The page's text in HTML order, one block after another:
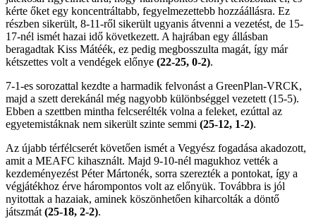
kérte őket egy koncentráltabb, fegyelmezettebb hozzáállásra. Ez
részben sikerült, 8-11-ről sikerült ugyanis átvenni a vezetést, de 15-
17-nél ismét hazai idő következett. A hajrában egy állásban
beragadtak Kiss Mátéék, ez pedig megbosszulta magát, így már
kétszettes volt a vendégek előnye (22-25, 0-2).
7-1-es sorozattal kezdte a harmadik felvonást a GreenPlan-VRCK,
majd a szett derekánál még nagyobb különbséggel vezetett (15-5).
Ebben a szettben mintha felcserélték volna a feleket, ezúttal az
egyetemistáknak nem sikerült szinte semmi (25-12, 1-2).
Az újabb térfélcserét követően ismét a Vegyész fogadása akadozott,
amit a MEAFC kihasznált. Majd 9-10-nél magukhoz vették a
kezdeményezést Péter Mártonék, sorra szerezték a pontokat, így a
végjátékhoz érve hárompontos volt az előnyük. Továbbra is jól
nyitottak a hazaiak, aminek köszönhetően kiharcolták a döntő
játszmát (25-18, 2-2).